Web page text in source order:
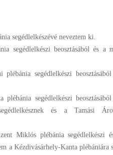
segédlelkészévé neveztem ki.
segédlelkészi beosztásából és a
plébánia segédlelkészi
plébánia segédlelkészi
és a Tamási
Miklós plébánia segédlelkészi
a Kézdivásárhely-Kanta plébániára